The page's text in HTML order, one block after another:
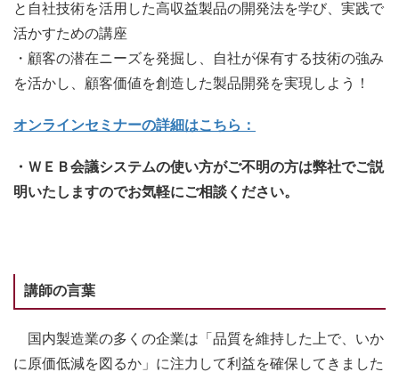
と自社技術を活用した高収益製品の開発法を学び、実践で
活かすための講座
・顧客の潜在ニーズを発掘し、自社が保有する技術の強み
を活かし、顧客価値を創造した製品開発を実現しよう！
オンラインセミナーの詳細はこちら：
・ＷＥＢ会議システムの使い方がご不明の方は弊社でご説
明いたしますのでお気軽にご相談ください。
講師の言葉
国内製造業の多くの企業は「品質を維持した上で、いか
に原価低減を図るか」に注力して利益を確保してきました